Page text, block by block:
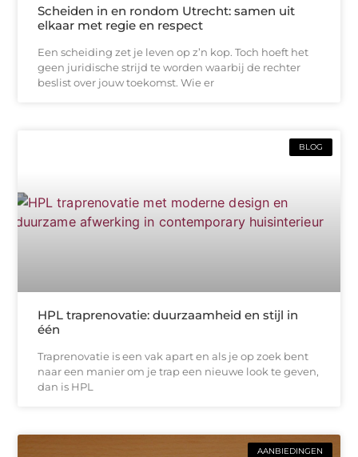
Scheiden in en rondom Utrecht: samen uit
elkaar met regie en respect
Een scheiding zet je leven op z’n kop. Toch hoeft het
geen juridische strijd te worden waarbij de rechter
beslist over jouw toekomst. Wie er
BLOG
HPL traprenovatie: duurzaamheid en stijl in
één
Traprenovatie is een vak apart en als je op zoek bent
naar een manier om je trap een nieuwe look te geven,
dan is HPL
AANBIEDINGEN